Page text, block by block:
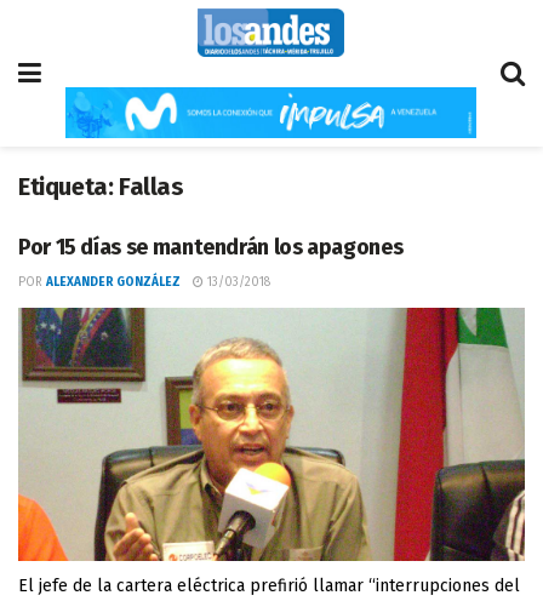
Etiqueta: Fallas
Por 15 días se mantendrán los apagones
POR ALEXANDER GONZÁLEZ 13/03/2018
El jefe de la cartera eléctrica prefirió llamar “interrupciones del